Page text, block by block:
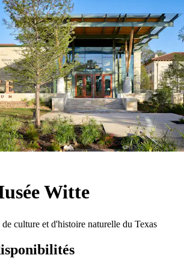
Witte
culture et d'histoire naturelle du Texas